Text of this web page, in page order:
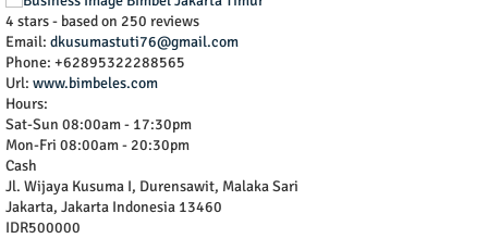
4 stars - based on 250 reviews
Email: dkusumastuti76@gmail.com
Phone: +62895322288565
Url: www.bimbeles.com
Hours:
Sat-Sun 08:00am - 17:30pm
Mon-Fri 08:00am - 20:30pm
Cash
Jl. Wijaya Kusuma I, Durensawit, Malaka Sari
Jakarta, Jakarta Indonesia 13460
IDR500000